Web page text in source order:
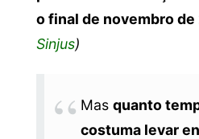
o final de novembro de
Sinjus)
Mas quanto
costuma levar